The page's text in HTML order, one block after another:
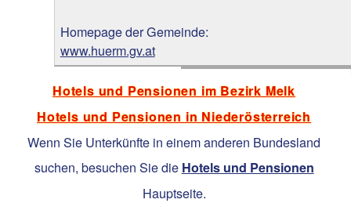
Homepage der Gemeinde:
www.huerm.gv.at
Hotels und Pensionen im Bezirk Melk
Hotels und Pensionen in Niederösterreich
Wenn Sie Unterkünfte in einem anderen Bundesland
suchen, besuchen Sie die Hotels und Pensionen
Hauptseite.